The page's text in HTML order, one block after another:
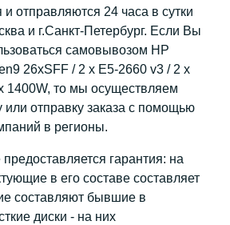
отправляются 24 часа в сутки
и г.Санкт-Петербург. Если Вы
самовывозом HP
26xSFF / 2 x E5-2660 v3 / 2 x
1400W, то мы осуществляем
или отправку заказа с помощью
в регионы.
гарантия: на
в его составе составляет
составляют бывшие в
диски - на них